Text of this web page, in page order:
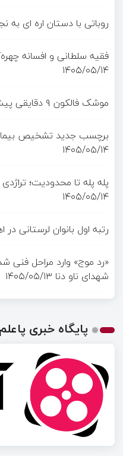
روباتی با دستان اره ای به
فقیه سلطانی و افسانه
۱۴۰۵/۰۵/۱۴
موشک فالکون ۹ دقایقی پیش با ماه برخورد کرد
برچسب جدید تشخیص
۱۴۰۵/۰۵/۱۴
پله پله تا محدودیت؛
۱۴۰۵/۰۵/۱۴
رتبه اول بانوان لرستانی
«رد موج» وارد مراحل فنی
شهدای ناو دنا ۱۴۰۵/۰۵/۱۳
پایگاه خبری